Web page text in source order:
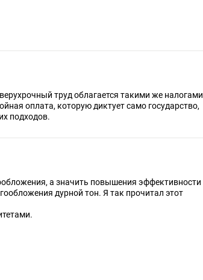
труд облагается такими же налогами
оплата, которую диктует само государство,
подходов.
а значить повышения эффективности
дурной тон. Я так прочитал этот